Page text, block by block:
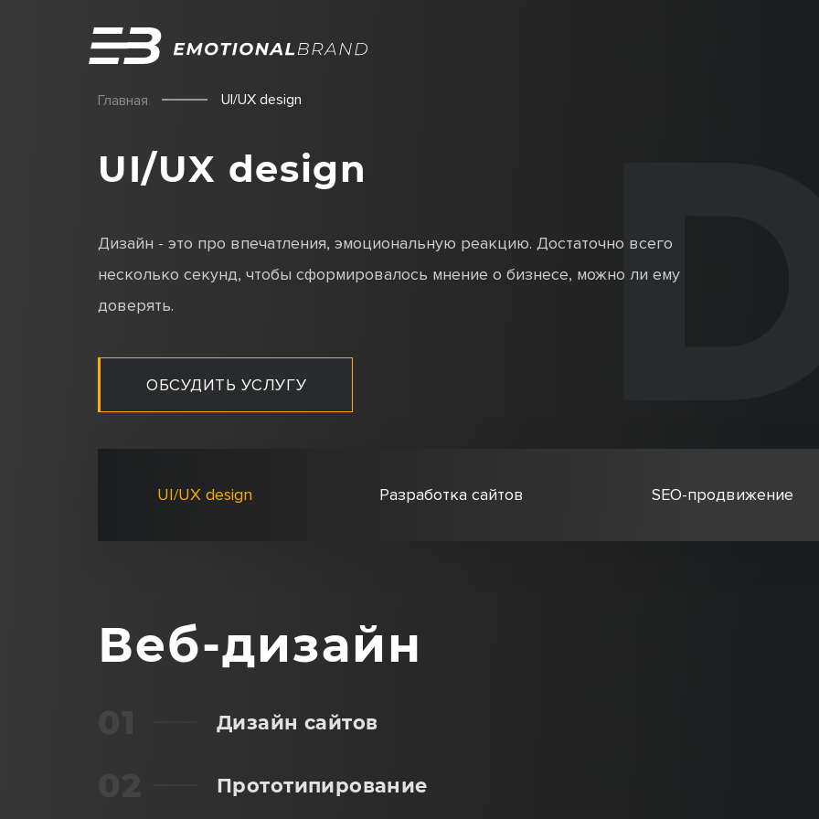
Главная UI/UX design
UI/UX design
Дизайн - это про впечатления, эмоциональную реакцию. Достаточно всего
несколько секунд, чтобы сформировалось мнение о бизнесе, можно ли ему
доверять.
ОБСУДИТЬ УСЛУГУ D
UI/UX design Разработка сайтов SEO-продвижение
Веб-дизайн
Дизайн сайтов
Прототипирование